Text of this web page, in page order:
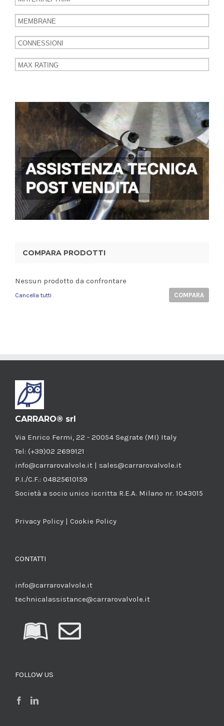
COMPARA PRODOTTI
Nessun prodotto da confrontare
Cancella tutti COMPARA
CARRARO® srl
Via Enrico Fermi, 22 - 20054 Segrate (MI) Italy
Tel: (+39)02 2699121
info@carrarovalvole.it | sales@carrarovalvole.it
P.I./C.F.: 04825610159
Società a socio unico iscritta R.E.A. Milano nr. 1043015
Privacy Policy | Cookie Policy
CONTATTI
info@carrarovalvole.it
technicalassistance@carrarovalvole.it
FOLLOW US